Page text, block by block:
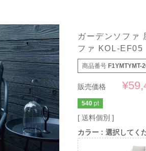
ガーデンソファ
ファ KOL-EF05
商品番号 F1YMTYMT-
販売価格 ¥
540 pt
送料個別
カラー
選択してく